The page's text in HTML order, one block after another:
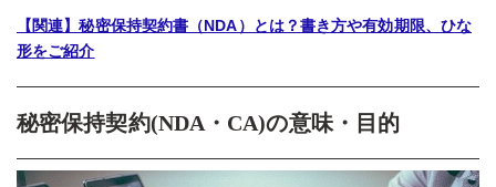
【関連】秘密保持契約書（NDA）とは？書き方や有効期限、ひな
形をご紹介
秘密保持契約(NDA・CA)の意味・目的